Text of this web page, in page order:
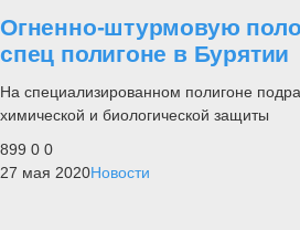
Огненно-штурмовую
спец полигоне в Бурятии
На специализированном полигоне
химической и биологической защиты
899 0 0
27 мая 2020Новости